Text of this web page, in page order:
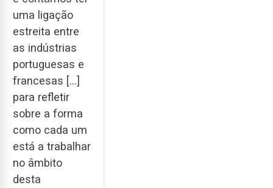
uma ligação
estreita entre
as indústrias
portuguesas e
francesas [...]
para refletir
sobre a forma
como cada um
está a trabalhar
no âmbito
desta